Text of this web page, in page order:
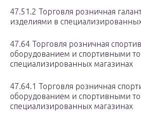
47.51.2 Торговля розничная
изделиями в
47.64 Торговля розничная
оборудованием и спортивными
специализированных магазинах
47.64.1 Торговля розничная
оборудованием и спортивными
специализированных магазинах